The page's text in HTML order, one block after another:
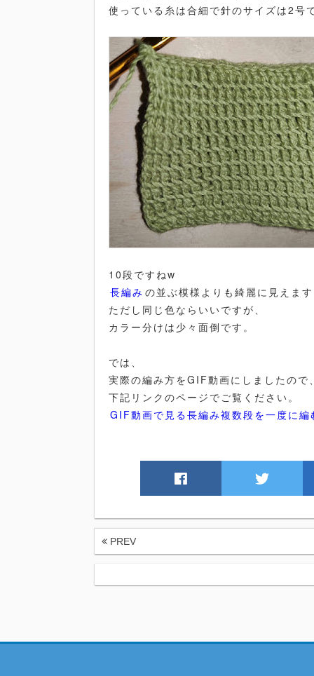
使っている糸は合細で針のサイズは2号
10段ですねw
長編み の並ぶ模様よりも綺麗に見えま
ただし同じ色ならいいですが、
カラー分けは少々面倒です。
では、
実際の編み方をGIF動画にしましたので
下記リンクのページでご覧ください。
GIF動画で見る長編み複数段を一度に編
PREV